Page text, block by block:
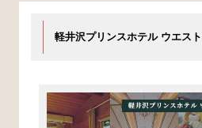
軽井沢プリンスホテル ウエス